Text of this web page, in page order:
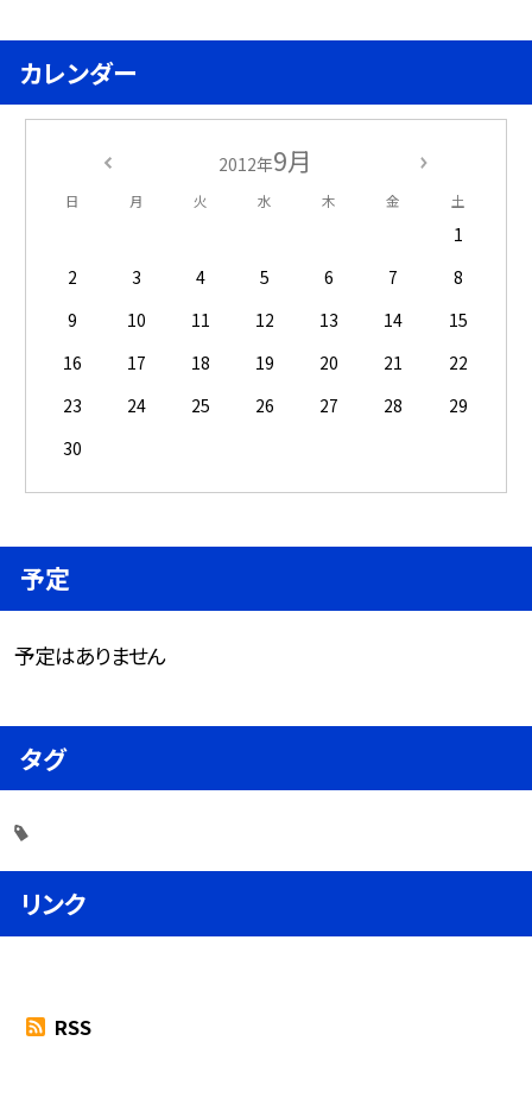
カレンダー
2012年9月
日 月 火 水 木 金 土
1
2
3 4 5 6 7
8
9
10 11 12 13 14
15
16
17 18 19 20 21
22
23
24 25 26 27 28
29
30
予定
予定はありません
タグ
リンク
RSS